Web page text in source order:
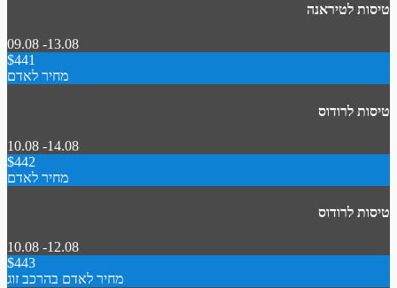
טיסות לטיראנה
09.08 -13.08
$441
מחיר לאדם
טיסות לרודוס
10.08 -14.08
$442
מחיר לאדם
טיסות לרודוס
10.08 -12.08
$443
מחיר לאדם בהרכב זוג